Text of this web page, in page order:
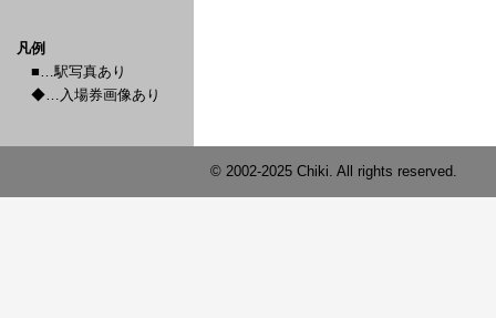
凡例
■…駅写真あり
◆…入場券画像あり
© 2002-2025 Chiki. All rights reserved.